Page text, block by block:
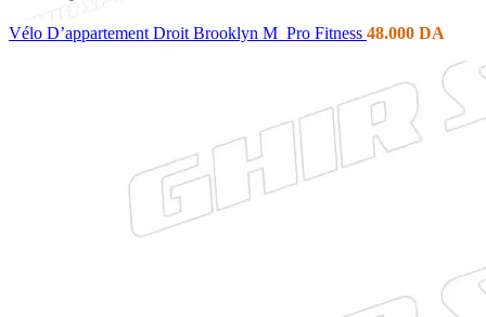
Vélo D’appartement Droit Brooklyn M Pro Fitness 48.000 DA